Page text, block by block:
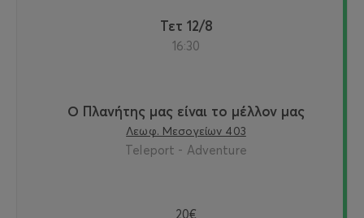
Τετ 12/8
16:30
Ο Πλανήτης μας είναι το μέλλον μας
Λεωφ. Μεσογείων 403
Teleport - Adventure
20€